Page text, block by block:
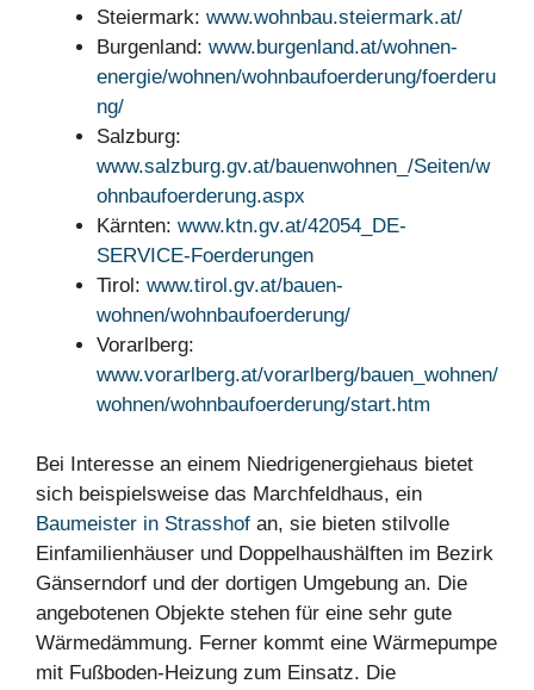
Steiermark: www.wohnbau.steiermark.at/
Burgenland: www.burgenland.at/wohnen-
energie/wohnen/wohnbaufoerderung/foerderu
ng/
Salzburg:
www.salzburg.gv.at/bauenwohnen_/Seiten/w
ohnbaufoerderung.aspx
Kärnten: www.ktn.gv.at/42054_DE-
SERVICE-Foerderungen
Tirol: www.tirol.gv.at/bauen-
wohnen/wohnbaufoerderung/
Vorarlberg:
www.vorarlberg.at/vorarlberg/bauen_wohnen/
wohnen/wohnbaufoerderung/start.htm
Bei Interesse an einem Niedrigenergiehaus bietet
sich beispielsweise das Marchfeldhaus, ein
Baumeister in Strasshof an, sie bieten stilvolle
Einfamilienhäuser und Doppelhaushälften im Bezirk
Gänserndorf und der dortigen Umgebung an. Die
angebotenen Objekte stehen für eine sehr gute
Wärmedämmung. Ferner kommt eine Wärmepumpe
mit Fußboden-Heizung zum Einsatz. Die